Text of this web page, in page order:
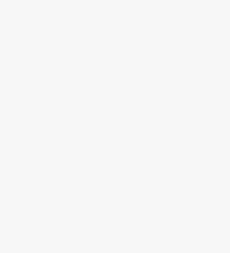
PR, três cadeiras a
Deputados e uma
gangster da
mensaleiro
efeito, a maior
Não por acaso o
de completar 80
estava preparado
sabia votar”,